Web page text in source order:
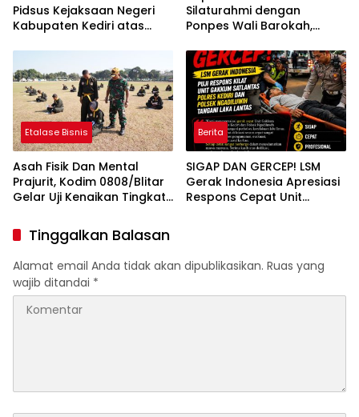
Pidsus Kejaksaan Negeri
Kabupaten Kediri atas
Penggunaan Material
Ilegal Proyek Tol Kediri
Oleh PT. HASTARI JAYA
SENTOSA
Silaturahmi dengan
Ponpes Wali Barokah,
Ulama
Etalase Bisnis
Asah Fisik Dan Mental
Prajurit, Kodim 0808/Blitar
Gelar Uji Kenaikan Tingkat
Berita
SIGAP DAN GERCEP! LSM
Gerak Indonesia Apresiasi
Respons Cepat Unit
Penanganan Kecelakaan
Lalu Lintas
Tinggalkan Balasan
Alamat email Anda tidak akan dipublikasikan. Ruas yang
wajib ditandai *